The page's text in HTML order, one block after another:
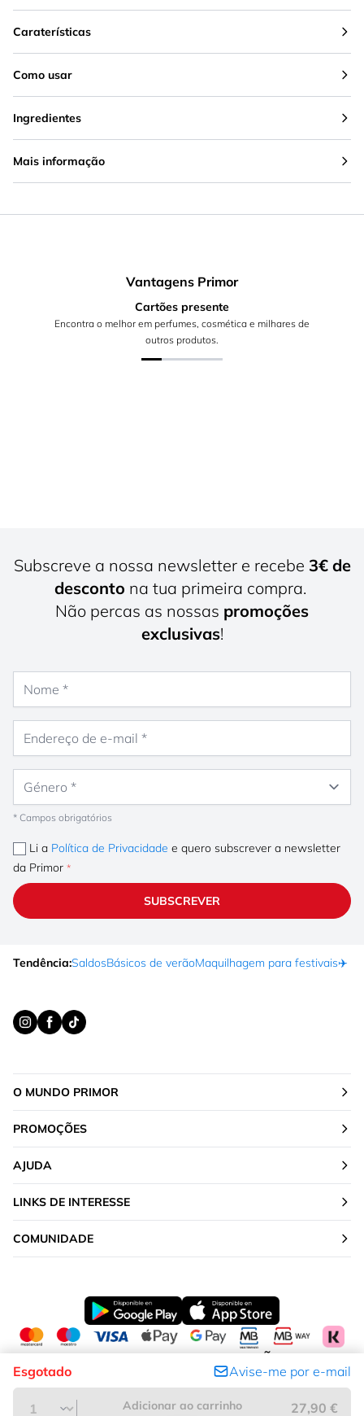
Esgotado Avise-me por e-mail
Adicionar ao carrinho 27,90 €
Caraterísticas
Como usar
Ingredientes
Mais informação
Vantagens Primor
Cartões presente
Encontra o melhor em perfumes, cosmética e milhares de
outros produtos.
Subscreve a nossa newsletter e recebe 3€ de
desconto na tua primeira compra.
Não percas as nossas promoções
exclusivas!
* Campos obrigatórios
Li a Política de Privacidade e quero subscrever a newsletter
da Primor
SUBSCREVER
Tendência:SaldosBásicos de verãoMaquilhagem para festivais✈️
O MUNDO PRIMOR
PROMOÇÕES
AJUDA
LINKS DE INTERESSE
COMUNIDADE
ALTERAR A TUA LOCALIZAÇÃO
Portugal